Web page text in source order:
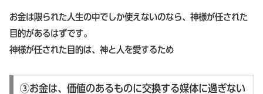
お金は限られた人生の中でしか使えないのなら、神様が任された
目的があるはずです。
神様が任された目的は、神と人を愛するため
③お金は、価値のあるものに交換する媒体に過ぎない